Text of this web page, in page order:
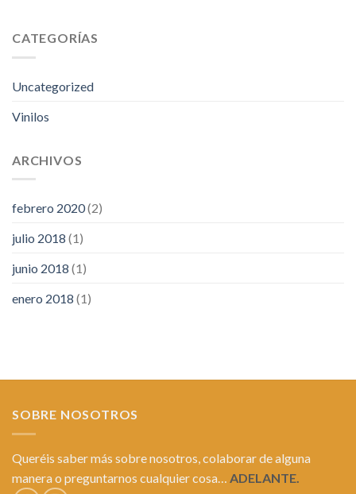
CATEGORÍAS
Uncategorized
Vinilos
ARCHIVOS
febrero 2020(2)
julio 2018 (1)
junio 2018 (1)
enero 2018 (1)
SOBRE NOSOTROS
Queréis saber más sobre nosotros, colaborar de alguna
manera o preguntarnos cualquier cosa…
ADELANTE.